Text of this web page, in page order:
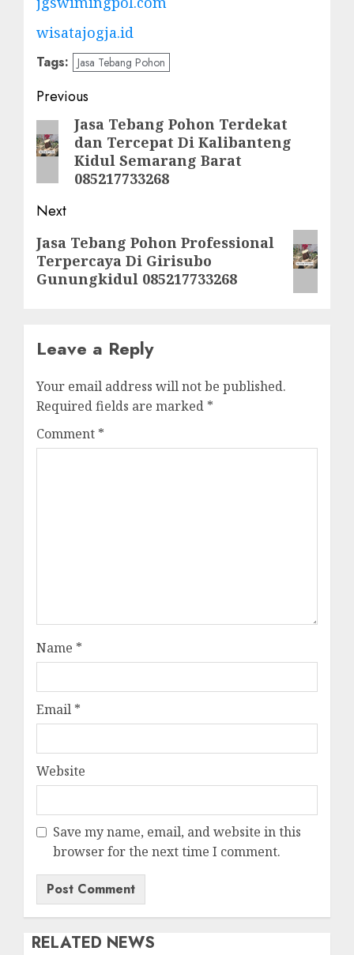
wisatajogja.id
Tags: Jasa Tebang Pohon
Post
navigation
Previous
Previous
post:
Jasa Tebang Pohon Terdekat
dan Tercepat Di Kalibanteng
Kidul Semarang Barat
085217733268
Next
Next
post:
Jasa Tebang Pohon Professional
Terpercaya Di Girisubo
Gunungkidul 085217733268
Leave a Reply
Your email address will not be published.
Required fields are marked *
Comment *
Name *
Email *
Website
Save my name, email, and website in this
browser for the next time I comment.
RELATED NEWS